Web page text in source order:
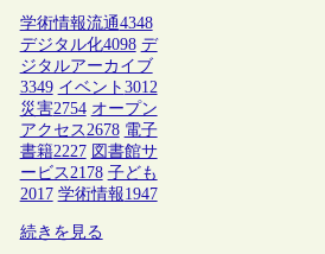
学術情報流通4348
デジタル化4098 デ
ジタルアーカイブ
3349 イベント 3012
災害2754 オープン
アクセス2678 電子
書籍2227 図書館サ
ービス2178 子ども
2017 学術情報1947
続きを見る